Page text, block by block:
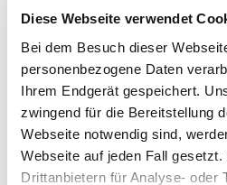
Diese Webseite verwendet
Bei dem Besuch dieser
personenbezogene Daten
Ihrem Endgerät gespeichert.
zwingend für die Bereitstellung
Webseite notwendig sind,
Webseite auf jeden Fall
Drittanbietern für Analyse- oder
optimiert sein, um in den
geografisch spezifische
Sichtbarkeit zu erzielen.
Keywords, die für die
und integrieren Sie Inhalte,
Besonderheiten, kulturelle
spezifischen
zugeschnitten sind.